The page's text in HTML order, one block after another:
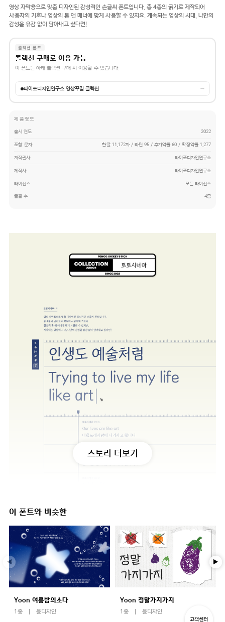
영상 자막용으로 맞춤 디자인된 감성적인 손글씨 폰트입니다. 총 4종의 굵기로 제작되어
사용자의 기호나 영상의 톤 앤 매너에 맞게 사용할 수 있지요. 계속되는 영상의 시대, 나만의
감성을 유감 없이 담아내고 싶다면!
콜렉션 폰트
콜렉션 구매로 이용 가능
이 폰트는 아래 콜렉션 구매 시 이용할 수 있습니다.
타이포디자인연구소 영상꾸밈 콜렉션 →
제품정보
출시 연도 2022
포함 문자 한글 11,172자 / 라틴 95 / 추가약물 60 / 확장약물 1,277
저작권사 타이포디자인연구소
제작사 타이포디자인연구소
라이선스 모든 라이선스
글꼴 수 4종
스토리 더보기
이 폰트와 비슷한
Yoon 여름밤의소다
1종 윤디자인
Yoon 정말가지가지
1종 윤디자인
고객센터